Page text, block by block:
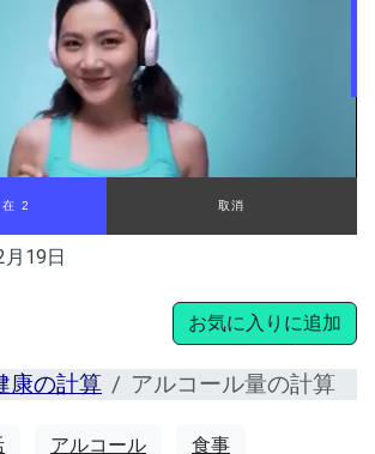
2 取消
19日
お気に入りに追加
康の計算 アルコール量の計算
アルコール 食事